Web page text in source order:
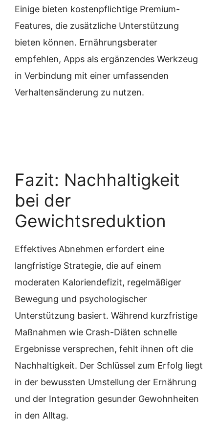
Einige bieten kostenpflichtige Premium-
Features, die zusätzliche Unterstützung
bieten können. Ernährungsberater
empfehlen, Apps als ergänzendes Werkzeug
in Verbindung mit einer umfassenden
Verhaltensänderung zu nutzen.
Fazit: Nachhaltigkeit
bei der
Gewichtsreduktion
Effektives Abnehmen erfordert eine
langfristige Strategie, die auf einem
moderaten Kaloriendefizit, regelmäßiger
Bewegung und psychologischer
Unterstützung basiert. Während kurzfristige
Maßnahmen wie Crash-Diäten schnelle
Ergebnisse versprechen, fehlt ihnen oft die
Nachhaltigkeit. Der Schlüssel zum Erfolg liegt
in der bewussten Umstellung der Ernährung
und der Integration gesunder Gewohnheiten
in den Alltag.